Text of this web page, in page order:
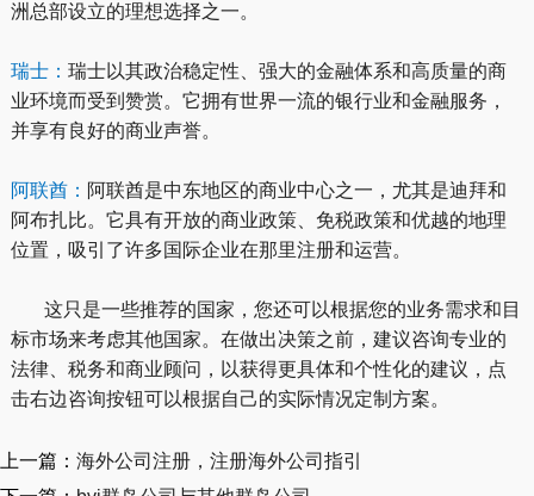
洲总部设立的理想选择之一。
瑞士： 瑞士以其政治稳定性、强大的金融体系和高质量的商
业环境而受到赞赏。它拥有世界一流的银行业和金融服务，
并享有良好的商业声誉。
阿联酋： 阿联酋是中东地区的商业中心之一，尤其是迪拜和
阿布扎比。它具有开放的商业政策、免税政策和优越的地理
位置，吸引了许多国际企业在那里注册和运营。
这只是一些推荐的国家，您还可以根据您的业务需求和目
标市场来考虑其他国家。在做出决策之前，建议咨询专业的
法律、税务和商业顾问，以获得更具体和个性化的建议，点
击右边咨询按钮可以根据自己的实际情况定制方案。
上一篇： 海外公司注册，注册海外公司指引